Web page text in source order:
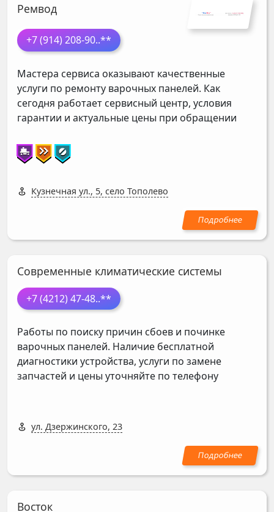
Ремвод
+7 (914) 208-90..**
Мастера сервиса оказывают качественные
услуги по ремонту варочных панелей. Как
сегодня работает сервисный центр, условия
гарантии и актуальные цены при обращении
Кузнечная ул., 5, село Тополево
Современные климатические системы
+7 (4212) 47-48..**
Работы по поиску причин сбоев и починке
варочных панелей. Наличие бесплатной
диагностики устройства, услуги по замене
запчастей и цены уточняйте по телефону
ул. Дзержинского, 23
Восток